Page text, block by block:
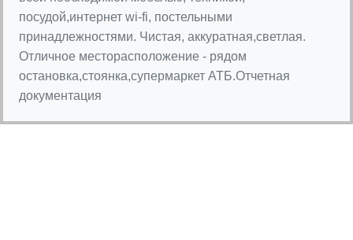
посудой,интернет wi-fi, постельными
принадлежностями. Чистая, аккуратная,cветлая.
Отличное месторасположение - рядом
остановка,стоянка,супермаркет АТБ.Отчетная
документация